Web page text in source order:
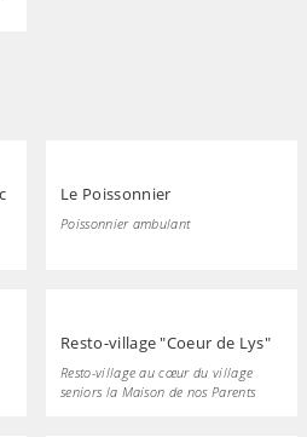
Le Poissonnier
Poissonnier ambulant
Resto-village "Coeur de Lys"
Resto-village au cœur du village
seniors la Maison de nos Parents